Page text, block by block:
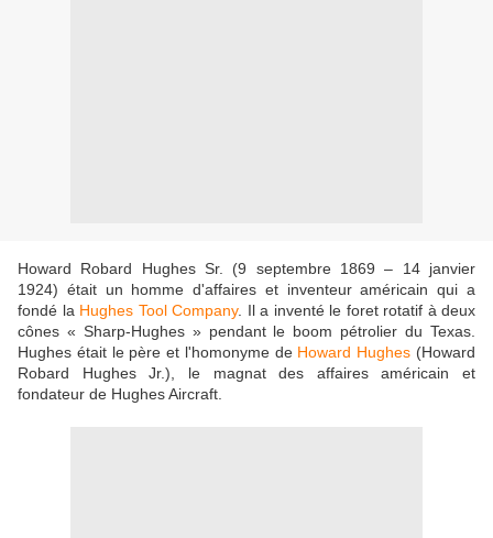
Howard Robard Hughes Sr. (9 septembre 1869 – 14 janvier
1924) était un homme d'affaires et inventeur américain qui a
fondé la Hughes Tool Company. Il a inventé le foret rotatif à deux
cônes « Sharp-Hughes » pendant le boom pétrolier du Texas.
Hughes était le père et l'homonyme de Howard Hughes (Howard
Robard Hughes Jr.), le magnat des affaires américain et
fondateur de Hughes Aircraft.